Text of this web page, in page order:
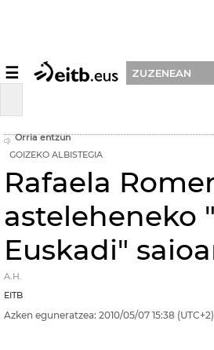
☰ ZUZENEAN
Orria entzun
GOIZEKO ALBISTEGIA
Rafaela
asteleheneko
Euskadi"
A.H.
EITB
Azken eguneratzea: 2010/05/07 15:38 (UTC+2)